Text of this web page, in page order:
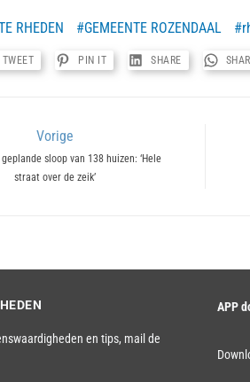
RHEDEN GEMEENTE ROZENDAAL
TWEET PIN IT SHARE
Vorige
sloop van 138 huizen: ‘Hele
straat over de zeik’
en tips, mail de
APP